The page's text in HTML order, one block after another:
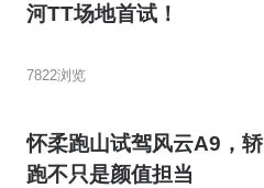
河TT场地首试！
7822浏览
怀柔跑山试驾风云A9，轿
跑不只是颜值担当